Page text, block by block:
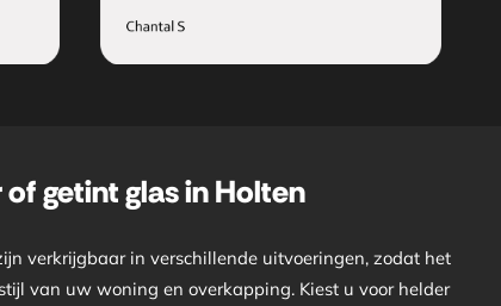
getint glas in Holten
verkrijgbaar in verschillende uitvoeringen, zodat het
van uw woning en overkapping. Kiest u voor helder